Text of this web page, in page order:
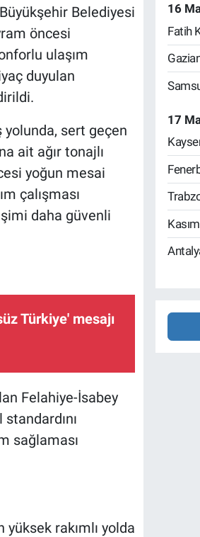
Belediyesi
öncesi
ulaşım
duyulan
yolunda, sert geçen
ait ağır tonajlı
yoğun mesai
çalışması
daha güvenli
Türkiye' mesajı
Felahiye-İsabey
standardını
sağlaması
rakımlı yolda
16
Fatih
17